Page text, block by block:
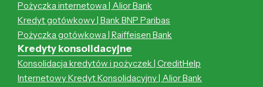
Pożyczka internetowa | Alior Bank
Kredyt gotówkowy | Bank BNP Paribas
Pożyczka gotówkowa | Raiffeisen Bank
Kredyty konsolidacyjne
Konsolidacja kredytów i pożyczek | CreditHelp
Internetowy Kredyt Konsolidacyjny | Alior Bank